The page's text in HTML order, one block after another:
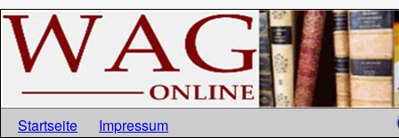
Startseite Impressum